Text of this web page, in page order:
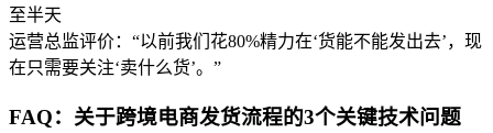
至半天
运营总监评价：“以前我们花80%精力在‘货能不能发出去’，现
在只需要关注‘卖什么货’。”
FAQ：关于跨境电商发货流程的3个关键技术问题